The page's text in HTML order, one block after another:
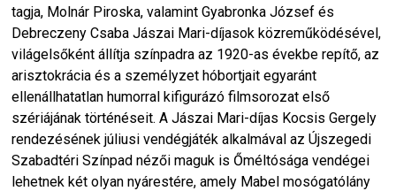
tagja, Molnár Piroska, valamint Gyabronka József és
Debreczeny Csaba Jászai Mari-díjasok közreműködésével,
világelsőként állítja színpadra az 1920-as évekbe repítő, az
arisztokrácia és a személyzet hóbortjait egyaránt
ellenállhatatlan humorral kifigurázó filmsorozat első
szériájának történéseit. A Jászai Mari-díjas Kocsis Gergely
rendezésének júliusi vendégjáték alkalmával az Újszegedi
Szabadtéri Színpad nézői maguk is Őméltósága vendégei
lehetnek két olyan nyárestére, amely Mabel mosógatólány